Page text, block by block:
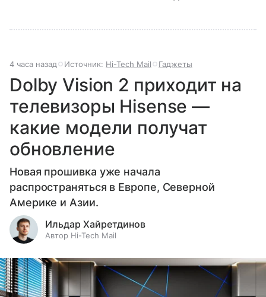
4 часа назад Источник: Hi-Tech Mail Гаджеты
Dolby Vision 2 приходит на
телевизоры Hisense —
какие модели получат
обновление
Новая прошивка уже начала
распространяться в Европе, Северной
Америке и Азии.
Ильдар Хайретдинов
Автор Hi-Tech Mail